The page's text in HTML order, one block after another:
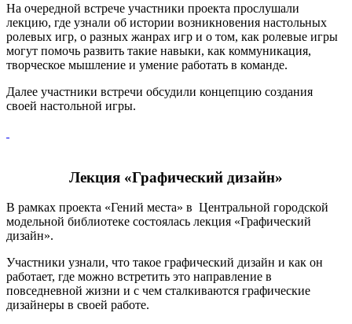
На очередной встрече участники проекта прослушали
лекцию, где узнали об истории возникновения настольных
ролевых игр, о разных жанрах игр и о том, как ролевые игры
могут помочь развить такие навыки, как коммуникация,
творческое мышление и умение работать в команде.
Далее участники встречи обсудили концепцию создания
своей настольной игры.
Лекция «Графический дизайн»
В рамках проекта «Гений места» в Центральной городской
модельной библиотеке состоялась лекция «Графический
дизайн».
Участники узнали, что такое графический дизайн и как он
работает, где можно встретить это направление в
повседневной жизни и с чем сталкиваются графические
дизайнеры в своей работе.